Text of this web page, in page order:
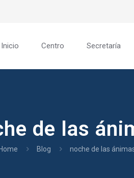
Inicio Centro Secretaría
de las
Home Blog noche de las